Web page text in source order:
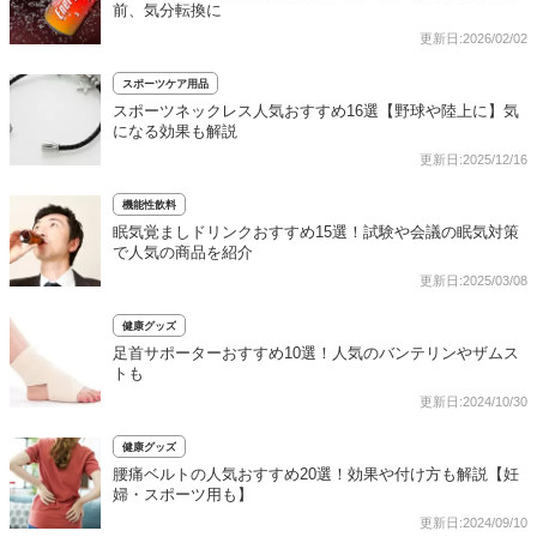
前、気分転換に
更新日:2026/02/02
スポーツケア用品
スポーツネックレス人気おすすめ16選【野球や陸上に】気
になる効果も解説
更新日:2025/12/16
機能性飲料
眠気覚ましドリンクおすすめ15選！試験や会議の眠気対策
で人気の商品を紹介
更新日:2025/03/08
健康グッズ
足首サポーターおすすめ10選！人気のバンテリンやザムス
トも
更新日:2024/10/30
健康グッズ
腰痛ベルトの人気おすすめ20選！効果や付け方も解説【妊
婦・スポーツ用も】
更新日:2024/09/10